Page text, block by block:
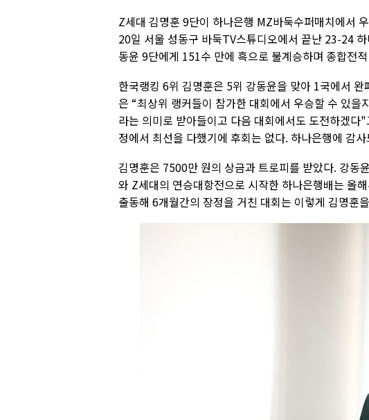
Z세대 김명훈 9단이 하나은행 MZ바둑수퍼매치에서
20일 서울 성동구 바둑TV스튜디오에서 끝난 23-24
동윤 9단에게 151수 만에 흑으로 불계승하며 종합전
한국랭킹 6위 김명훈은 5위 강동윤을 맞아 1국에서
은 “최상위 랭커들이 참가한 대회에서 우승할 수 있
라는 의미로 받아들이고 다음 대회에서도 도전하겠
정에서 최선을 다했기에 후회는 없다. 하나은행에 감
김명훈은 7500만 원의 상금과 트로피를 받았다. 강동
와 Z세대의 연승대항전으로 시작한 하나은행배는 올
출동해 6개월간의 장정을 거친 대회는 이렇게 김명훈